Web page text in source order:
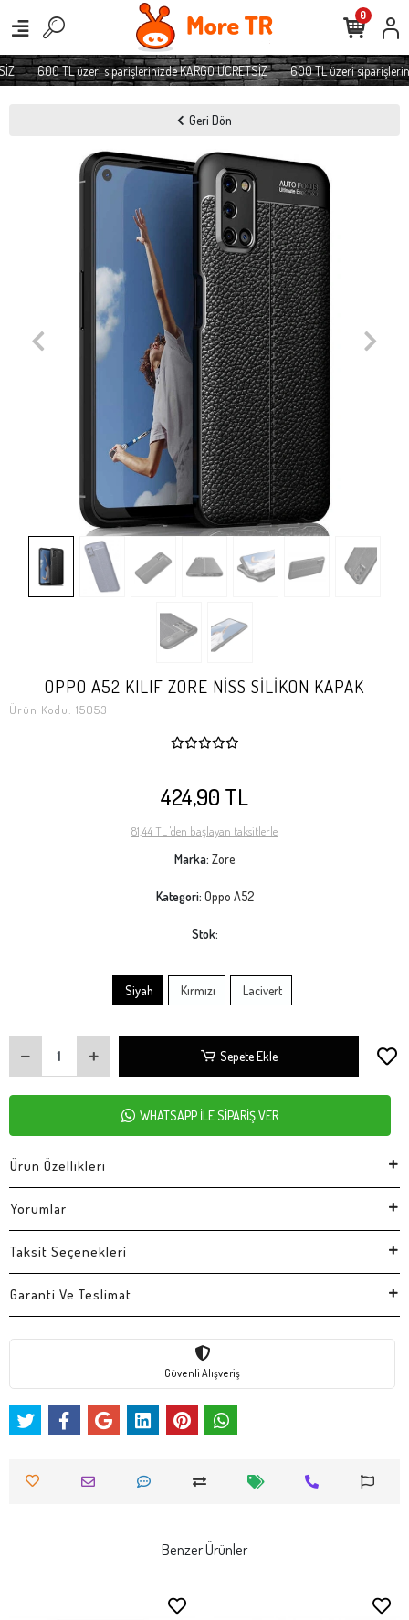
600 TL üzeri siparişlerinizde KARGO ÜCRETSİZ 600 TL üzeri
0
Geri Dön
OPPO A52 KILIF ZORE NİSS SİLİKON KAPAK
Ürün Kodu: 15053
424,90 TL
81,44 TL 'den başlayan taksitlerle
Marka: Zore
Kategori: Oppo A52
Stok:
Siyah Kırmızı Lacivert
Sepete Ekle
WHATSAPP İLE SİPARİŞ VER
Ürün Özellikleri
Yorumlar
Taksit Seçenekleri
Garanti Ve Teslimat
Güvenli Alışveriş
Benzer Ürünler